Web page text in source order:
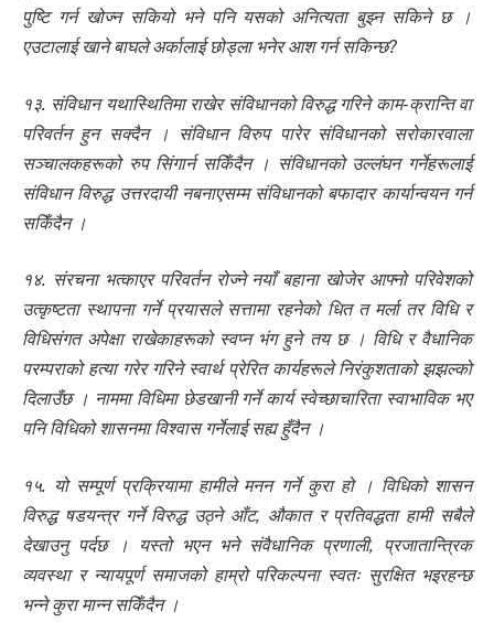
पुष्टि गर्न खोज्न सकियो भने पनि यसको अनित्यता बुझ्न सकिने छ ।
एउटालाई खाने बाघले अर्कालाई छोड्ला भनेर आश गर्न सकिन्छ?
१३. संविधान यथास्थितिमा राखेर संविधानको विरुद्ध गरिने काम-क्रान्ति वा
परिवर्तन हुन सक्दैन । संविधान विरुप पारेर संविधानको सरोकारवाला
सञ्चालकहरूको रुप सिंगार्न सकिँदैन । संविधानको उल्लंघन गर्नेहरूलाई
संविधान विरुद्ध उत्तरदायी नबनाएसम्म संविधानको बफादार कार्यान्वयन गर्न
सकिँदैन ।
१४. संरचना भत्काएर परिवर्तन रोज्ने नयाँ बहाना खोजेर आफ्नो परिवेशको
उत्कृष्टता स्थापना गर्ने प्रयासले सत्तामा रहनेको धित त मर्ला तर विधि र
विधिसंगत अपेक्षा राखेकाहरूको स्वप्न भंग हुने तय छ । विधि र वैधानिक
परम्पराको हत्या गरेर गरिने स्वार्थ प्रेरित कार्यहरूले निरंकुशताको झझल्को
दिलाउँछ । नाममा विधिमा छेडखानी गर्ने कार्य स्वेच्छाचारिता स्वाभाविक भए
पनि विधिको शासनमा विश्वास गर्नेलाई सह्य हुँदैन ।
१५. यो सम्पूर्ण प्रक्रियामा हामीले मनन गर्ने कुरा हो । विधिको शासन
विरुद्ध षडयन्त्र गर्ने विरुद्ध उठ्ने आँट, औकात र प्रतिवद्धता हामी सबैले
देखाउनु पर्दछ । यस्तो भएन भने संवैधानिक प्रणाली, प्रजातान्त्रिक
व्यवस्था र न्यायपूर्ण समाजको हाम्रो परिकल्पना स्वतः सुरक्षित भइरहन्छ
भन्ने कुरा मान्न सकिँदैन ।